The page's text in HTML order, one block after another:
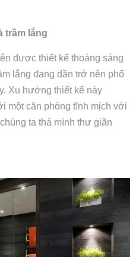
trầm lắng
được thiết kế thoáng sáng
lắng đang dần trở nên phổ
Xu hướng thiết kế này
một căn phòng tĩnh mịch với
ta thả mình thư giãn